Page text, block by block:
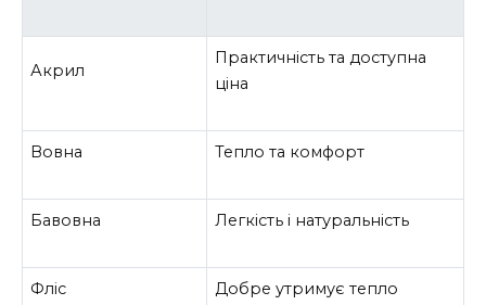
Акрил
Практичність та доступна
ціна
Вовна Тепло та комфорт
Бавовна Легкість і натуральність
Фліс Добре утримує тепло